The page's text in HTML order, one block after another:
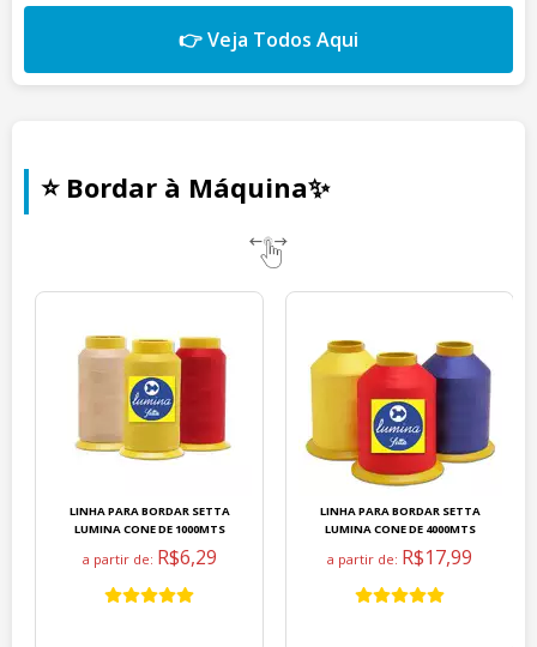
👉 Veja Todos Aqui
⭐ Bordar à Máquina✨
LINHA PARA BORDAR SETTA
LUMINA CONE DE 1000MTS
a partir de: R$6,29
LINHA PARA BORDAR SETTA
LUMINA CONE DE 4000MTS
a partir de: R$17,99